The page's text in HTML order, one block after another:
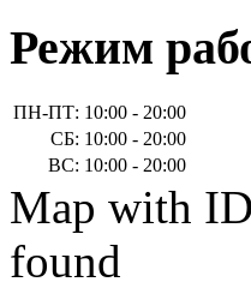
Режим
ПН-ПТ: 10:00 - 20:00
СБ: 10:00 - 20:00
ВС: 10:00 - 20:00
Map with
found